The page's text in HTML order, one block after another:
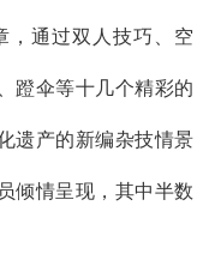
，通过双人技巧、空
蹬伞等十几个精彩的
遗产的新编杂技情景
倾情呈现，其中半数